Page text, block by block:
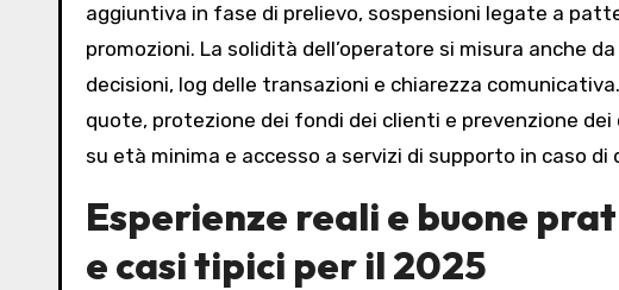
aggiuntiva in fase di prelievo, sospensioni legate a
promozioni. La solidità dell’operatore si misura anche
decisioni, log delle transazioni e chiarezza
quote, protezione dei fondi dei clienti e prevenzione
su età minima e accesso a servizi di supporto in caso di
Esperienze reali e buone
e casi tipici per il 2025